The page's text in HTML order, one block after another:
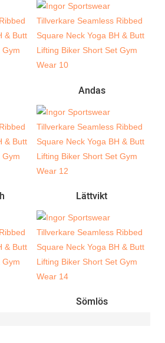
Andas
Lättvikt
Sömlös